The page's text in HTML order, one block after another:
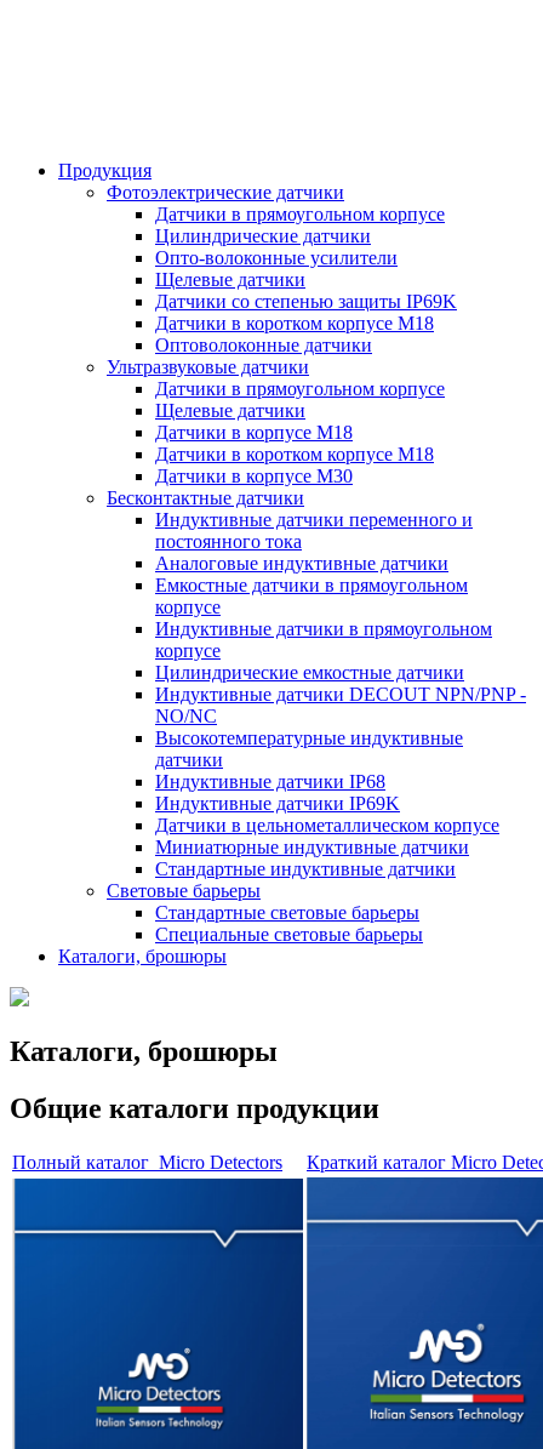
Продукция
Фотоэлектрические датчики
Датчики в прямоугольном корпусе
Цилиндрические датчики
Опто-волоконные усилители
Щелевые датчики
Датчики со степенью защиты IP69K
Датчики в коротком корпусе М18
Оптоволоконные датчики
Ультразвуковые датчики
Датчики в прямоугольном корпусе
Щелевые датчики
Датчики в корпусе М18
Датчики в коротком корпусе М18
Датчики в корпусе М30
Бесконтактные датчики
Индуктивные датчики переменного и
постоянного тока
Аналоговые индуктивные датчики
Емкостные датчики в прямоугольном
корпусе
Индуктивные датчики в прямоугольном
корпусе
Цилиндрические емкостные датчики
Индуктивные датчики DECOUT NPN/PNP -
NO/NC
Высокотемпературные индуктивные
датчики
Индуктивные датчики IP68
Индуктивные датчики IP69K
Датчики в цельнометаллическом корпусе
Миниатюрные индуктивные датчики
Стандартные индуктивные датчики
Световые барьеры
Стандартные световые барьеры
Специальные световые барьеры
Каталоги, брошюры
Каталоги, брошюры
Общие каталоги продукции
Полный каталог Micro Detectors Краткий каталог Micro